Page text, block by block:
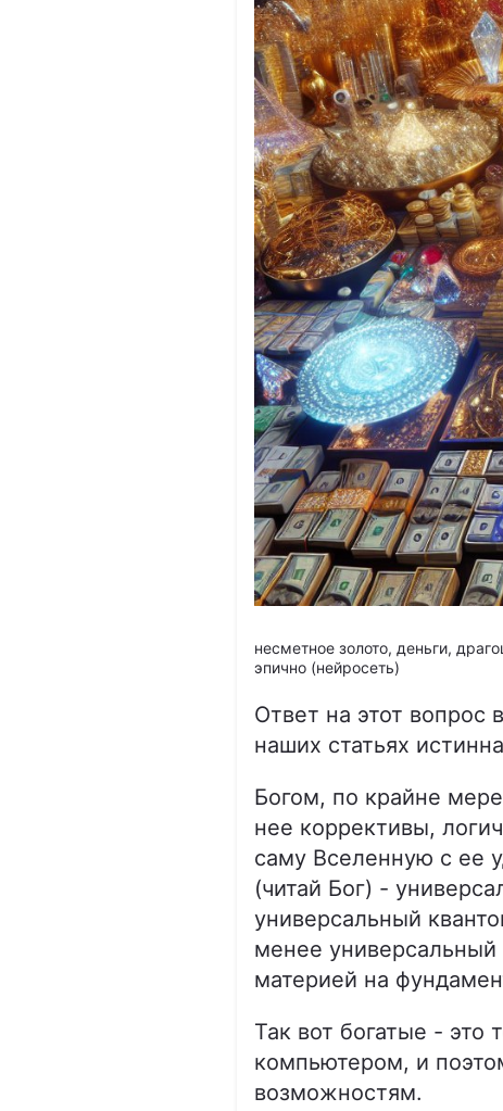
несметное золото, деньги,
эпично (нейросеть)
Ответ на этот вопрос
наших статьях
Богом, по крайне
нее коррективы,
саму Вселенную с ее
(читай Бог) -
универсальный
менее
материей на
Так вот богатые - это
компьютером, и
возможностям.